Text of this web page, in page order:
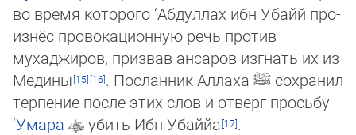
во время которого ‘Абдуллах ибн Убайй про­
из­нёс про­во­ка­ционную речь про­тив
мухаджиров, призвав ансаров изгнать их из
Медины
. Посланник Аллаха ﷺ сох­ра­нил
тер­пе­ние после этих слов и от­верг просьбу
‘Умара
убить Ибн Убаййа
.